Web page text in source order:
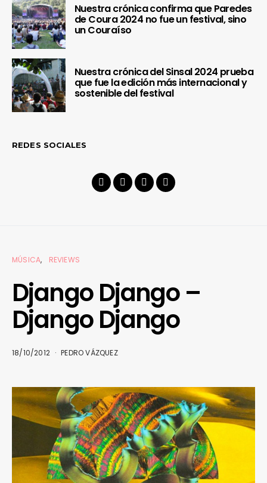
Nuestra crónica confirma que Paredes
de Coura 2024 no fue un festival, sino
un Couraíso
Nuestra crónica del Sinsal 2024 prueba
que fue la edición más internacional y
sostenible del festival
REDES SOCIALES
MÚSICA REVIEWS
Django Django –
Django Django
18/10/2012 PEDRO VÁZQUEZ